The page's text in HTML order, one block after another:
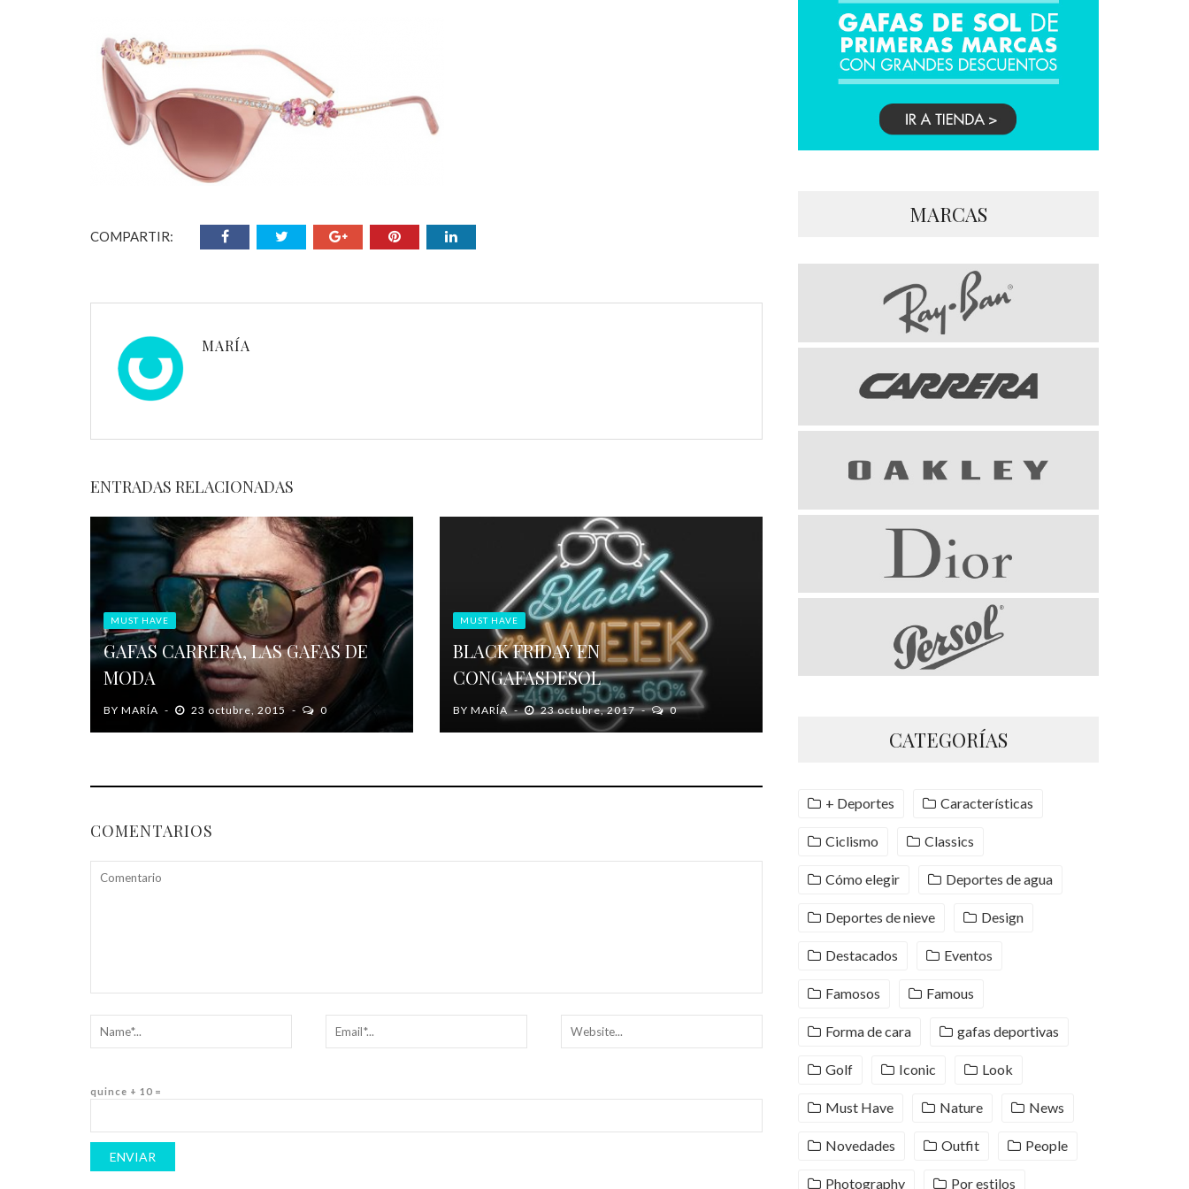
COMPARTIR:
MARÍA
ENTRADAS RELACIONADAS
MUST HAVE
GAFAS CARRERA, LAS GAFAS DE
MODA
BY MARÍA 23 octubre, 2015 0
MUST HAVE
BLACK FRIDAY EN
CONGAFASDESOL
BYMARÍA 23 octubre, 2017 0
COMENTARIOS
quince + 10 =
MARCAS
CATEGORÍAS
+ Deportes Características
Ciclismo Classics
Cómo elegir Deportes de agua
Deportes de nieve Design
Destacados Eventos
Famosos Famous
Forma de cara gafas deportivas
Golf Iconic Look
Must Have Nature News
Novedades Outfit People
Photography Por estilos